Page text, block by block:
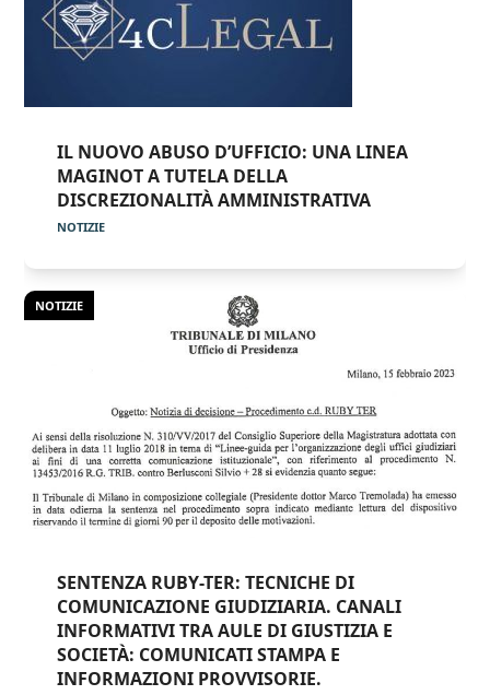
IL NUOVO ABUSO D’UFFICIO: UNA LINEA
MAGINOT A TUTELA DELLA
DISCREZIONALITÀ AMMINISTRATIVA
NOTIZIE
NOTIZIE
SENTENZA RUBY-TER: TECNICHE DI
COMUNICAZIONE GIUDIZIARIA. CANALI
INFORMATIVI TRA AULE DI GIUSTIZIA E
SOCIETÀ: COMUNICATI STAMPA E
INFORMAZIONI PROVVISORIE.